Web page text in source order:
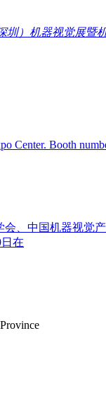
圳）机器视觉展暨
Center. Booth
、中国机器视觉
在